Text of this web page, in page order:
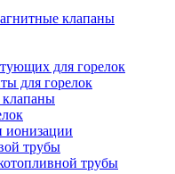
клапаны
для горелок
для горелок
ионизации
трубы
трубы